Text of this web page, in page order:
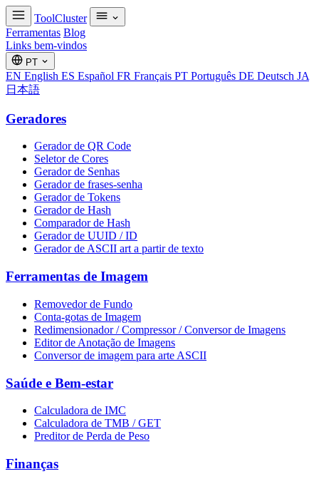
ToolCluster
Ferramentas Blog
Links bem-vindos
PT
EN English ES Español FR Français PT Português DE Deutsch JA
日本語
Geradores
Gerador de QR Code
Seletor de Cores
Gerador de Senhas
Gerador de frases-senha
Gerador de Tokens
Gerador de Hash
Comparador de Hash
Gerador de UUID / ID
Gerador de ASCII art a partir de texto
Ferramentas de Imagem
Removedor de Fundo
Conta-gotas de Imagem
Redimensionador / Compressor / Conversor de Imagens
Editor de Anotação de Imagens
Conversor de imagem para arte ASCII
Saúde e Bem-estar
Calculadora de IMC
Calculadora de TMB / GET
Preditor de Perda de Peso
Finanças